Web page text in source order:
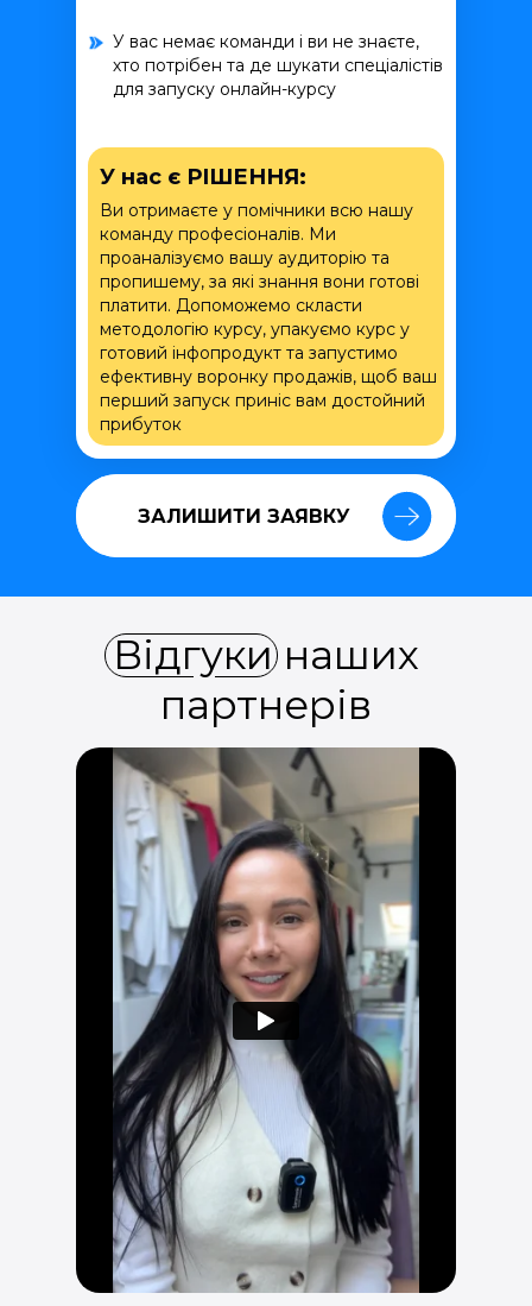
У нас є РІШЕННЯ:
Ви отримаєте у помічники всю нашу
команду професіоналів. Ми
проаналізуємо вашу аудиторію та
пропишему, за які знання вони готові
платити. Допоможемо скласти
методологію курсу, упакуємо курс у
готовий інфопродукт та запустимо
ефективну воронку продажів, щоб ваш
перший запуск приніс вам достойний
прибуток
У вас немає команди і ви не знаєте,
хто потрібен та де шукати спеціалістів
для запуску онлайн-курсу
ЗАЛИШИТИ ЗАЯВКУ
ЗАЛИШИТИ ЗАЯВКУ
Відгуки наших
партнерів